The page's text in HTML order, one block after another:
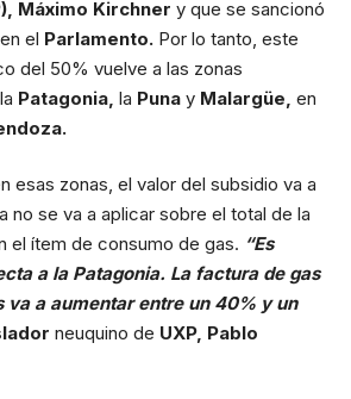
Máximo Kirchner y que se sancionó
el Parlamento. Por lo tanto, este
del 50% vuelve a las zonas
Patagonia, la Puna y Malargüe, en
esas zonas, el valor del subsidio va a
no se va a aplicar sobre el total de la
el ítem de consumo de gas. “Es
a la Patagonia. La factura de gas
va a aumentar entre un 40% y un
neuquino de UXP, Pablo